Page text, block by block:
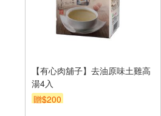
【有心肉舖子】去油原味土雞高
湯4入
贈$200